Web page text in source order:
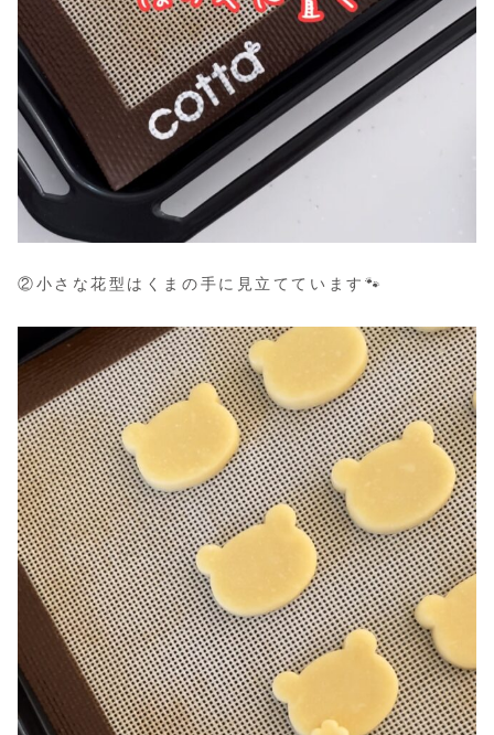
②小さな花型はくまの手に見立てています🐾